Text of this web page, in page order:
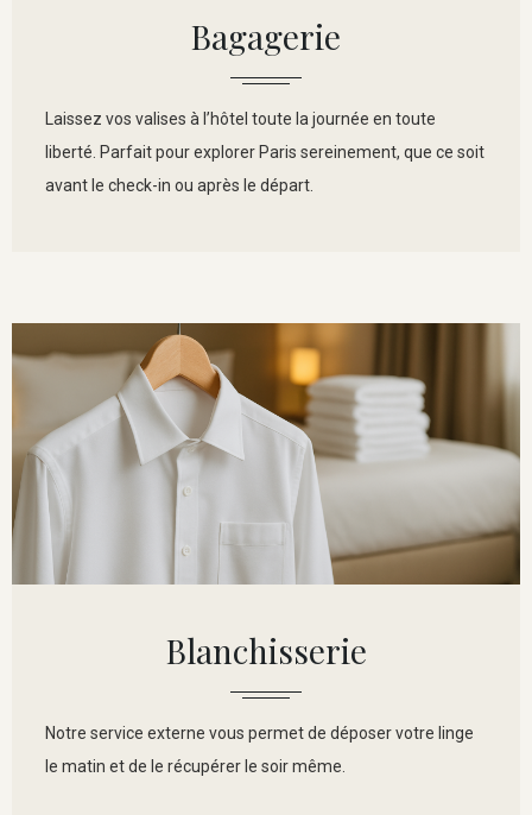
Bagagerie
Laissez vos valises à l’hôtel toute la journée en toute
liberté. Parfait pour explorer Paris sereinement, que ce soit
avant le check-in ou après le départ.
Blanchisserie
Notre service externe vous permet de déposer votre linge
le matin et de le récupérer le soir même.